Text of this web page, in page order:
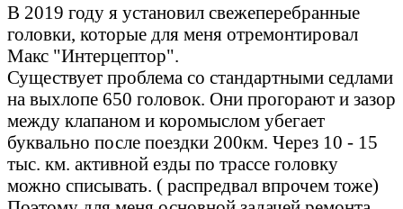
В 2019 году я установил свежеперебранные
головки, которые для меня отремонтировал
Макс "Интерцептор".
Существует проблема со стандартными седлами
на выхлопе 650 головок. Они прогорают и зазор
между клапаном и коромыслом убегает
буквально после поездки 200км. Через 10 - 15
тыс. км. активной езды по трассе головку
можно списывать. ( распредвал впрочем тоже)